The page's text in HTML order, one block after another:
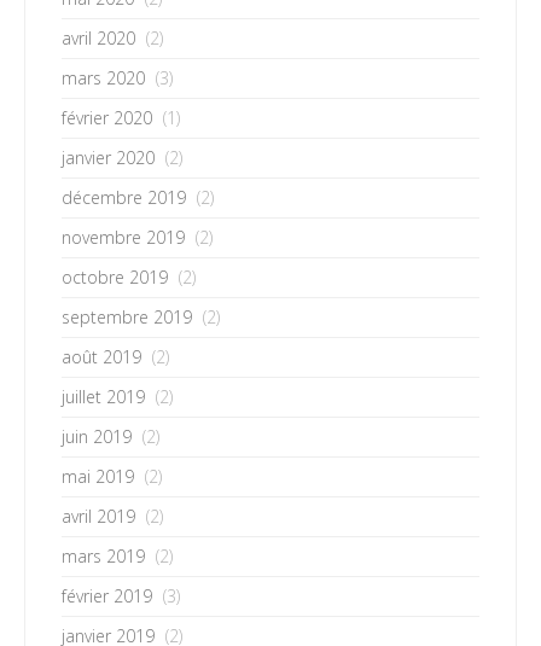
avril 2020 (2)
mars 2020 (3)
février 2020 (1)
janvier 2020 (2)
décembre 2019 (2)
novembre 2019 (2)
octobre 2019 (2)
septembre 2019 (2)
août 2019 (2)
juillet 2019 (2)
juin 2019 (2)
mai 2019 (2)
avril 2019 (2)
mars 2019 (2)
février 2019 (3)
janvier 2019 (2)